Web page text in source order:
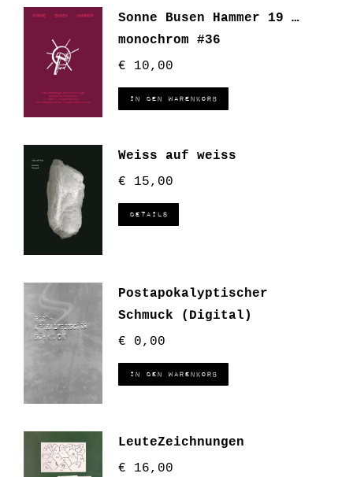
Sonne Busen Hammer 19 …
monochrom #36
€ 10,00
In den Warenkorb
Weiss auf weiss
€ 15,00
Details
Postapokalyptischer
Schmuck (Digital)
€ 0,00
In den Warenkorb
LeuteZeichnungen
€ 16,00